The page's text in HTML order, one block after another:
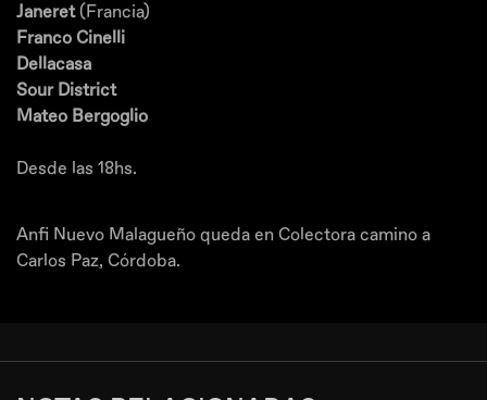
Janeret(Francia)
Franco Cinelli
Dellacasa
Sour District
Mateo Bergoglio
Desde las 18hs.
Anfi Nuevo Malagueño queda en Colectora camino a
Carlos Paz, Córdoba.